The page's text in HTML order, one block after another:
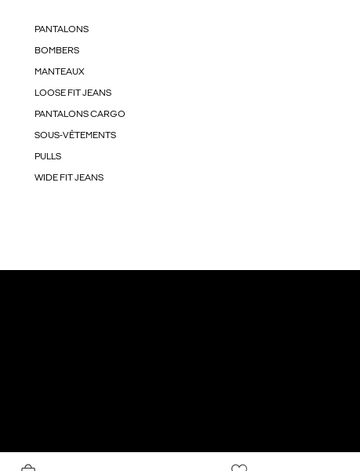
PANTALONS
BOMBERS
MANTEAUX
LOOSE FIT JEANS
PANTALONS CARGO
SOUS-VÊTEMENTS
PULLS
WIDE FIT JEANS